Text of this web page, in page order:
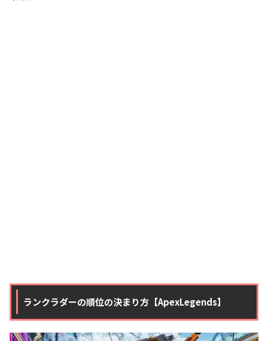
ランクラダーの順位の決まり方【ApexLegends】